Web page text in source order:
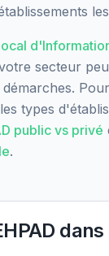
secteur
types
public vs privé
.
dans